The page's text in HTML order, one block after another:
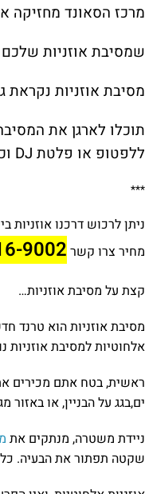
מרכז הסאונד מחזיקה
שמסיבת אוזניות
מסיבת אוזניות
תוכלו לארגן את
ללפטופ או פלטת DJ וכמובן מוסיקה.
***
ניתן לרכוש דרכנו אוזניות
מחיר צרו קשר 9002
קצת על מסיבת אוזניות…
מסיבת אוזניות הוא טרנד
אלחוטיות למסיבת אוזניות
ראשית, בטח אתם מכירים
ים,בגג על הבניין, או באזור
ניידת משטרה, מנתקים את
שקטה תפתור את הבעיה.